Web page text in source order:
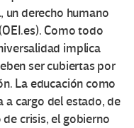
un derecho humano
Como todo
implica
ser cubiertas por
La educación como
a cargo del estado, de
crisis, el gobierno